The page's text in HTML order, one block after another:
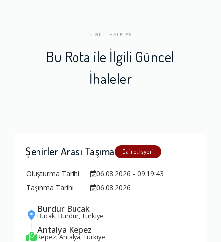
İLGİLİ İHALELER
Bu Rota ile İlgili Güncel
İhaleler
Şehirler Arası Taşıma Daire, İşyeri
Oluşturma Tarihi
06.08.2026 - 09:19:43
Taşınma Tarihi
06.08.2026
Burdur Bucak
Bucak, Burdur, Türkiye
Antalya Kepez
Kepez, Antalya, Türkiye